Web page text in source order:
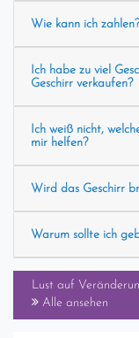
Wie kann ich zahlen?
Ich habe zu viel
Geschirr verkaufen?
Ich weiß nicht,
mir helfen?
Wird das Geschirr
Warum sollte ich
Lust auf
Alle ansehen